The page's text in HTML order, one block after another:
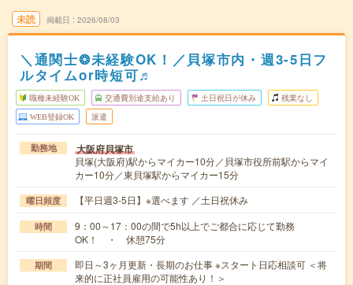
未読 掲載日 2026/08/03
＼通関士❂未経験OK！／貝塚市内・週3-5日フ
ルタイムor時短可♬
職種未経験OK 交通費別途支給あり 土日祝日が休み 残業なし
WEB登録OK 派遣
勤務地 大阪府貝塚市
貝塚(大阪府)駅からマイカー10分／貝塚市役所前駅からマイ
カー10分／東貝塚駅からマイカー15分
曜日頻度 【平日週3-5日】※選べます ／土日祝休み
時間
9：00～17：00の間で5h以上でご都合に応じて勤務
OK！ ・ 休憩75分
期間
即日～3ヶ月更新・長期のお仕事 ※スタート日応相談可 ＜将
来的に正社員雇用の可能性あり！＞